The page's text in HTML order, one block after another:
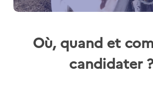
Où, quand et
candidater ?